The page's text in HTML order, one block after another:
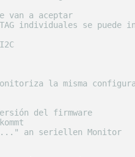
van a aceptar
individuales se puede
la misma
del firmware
an seriellen Monitor